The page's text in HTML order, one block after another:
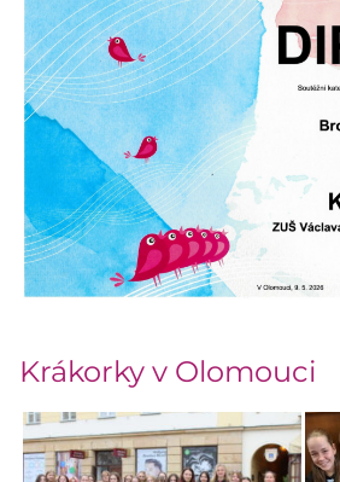
Krákorky v Olomouci